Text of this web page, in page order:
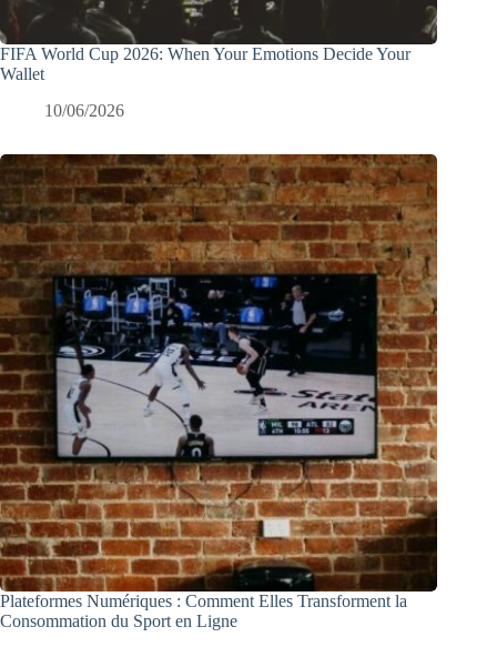
FIFA World Cup 2026: When Your Emotions Decide Your
Wallet
10/06/2026
Plateformes Numériques : Comment Elles Transforment la
Consommation du Sport en Ligne